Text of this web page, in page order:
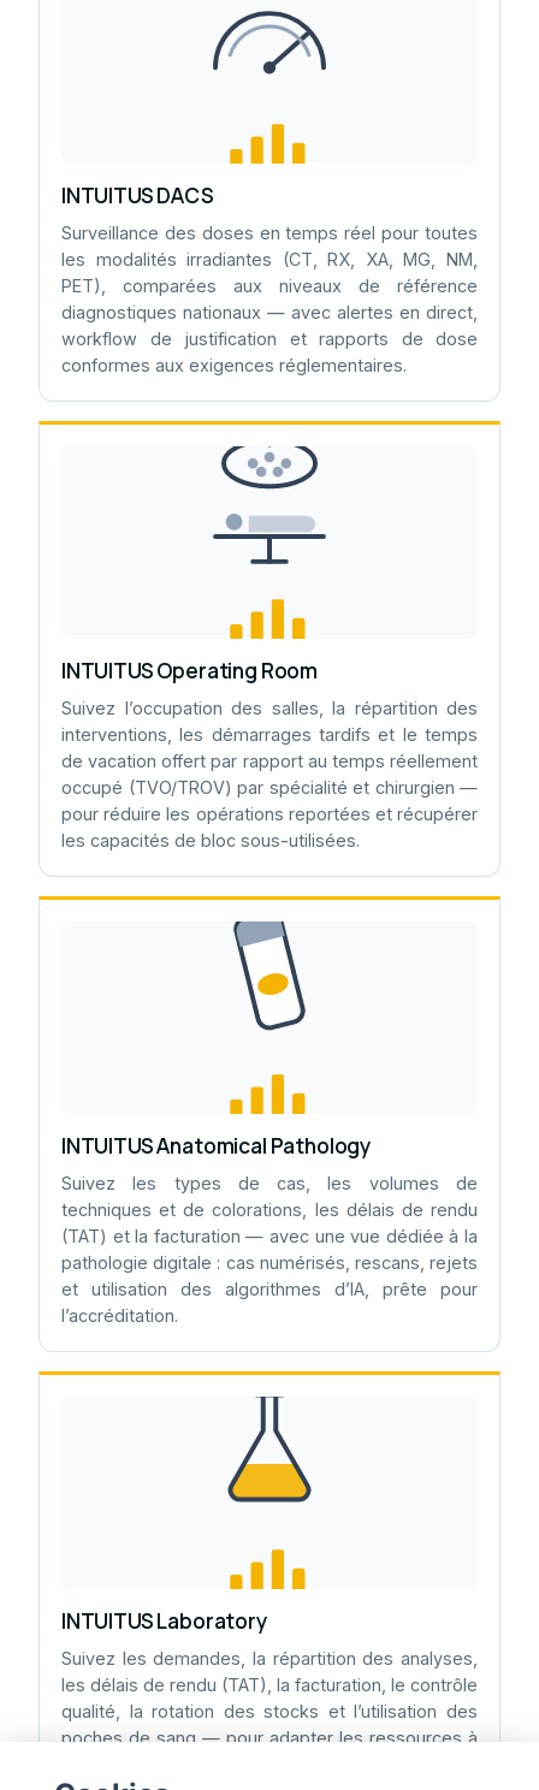
INTUITUS DACS
Surveillance des doses en temps réel pour toutes
les modalités irradiantes (CT, RX, XA, MG, NM,
PET), comparées aux niveaux de référence
diagnostiques nationaux — avec alertes en direct,
workflow de justification et rapports de dose
conformes aux exigences réglementaires.
INTUITUS Operating Room
Suivez l’occupation des salles, la répartition des
interventions, les démarrages tardifs et le temps
de vacation offert par rapport au temps réellement
occupé (TVO/TROV) par spécialité et chirurgien —
pour réduire les opérations reportées et récupérer
les capacités de bloc sous-utilisées.
INTUITUS Anatomical Pathology
Suivez les types de cas, les volumes de
techniques et de colorations, les délais de rendu
(TAT) et la facturation — avec une vue dédiée à la
pathologie digitale : cas numérisés, rescans, rejets
et utilisation des algorithmes d’IA, prête pour
l’accréditation.
INTUITUS Laboratory
Suivez les demandes, la répartition des analyses,
les délais de rendu (TAT), la facturation, le contrôle
qualité, la rotation des stocks et l’utilisation des
poches de sang — pour adapter les ressources à